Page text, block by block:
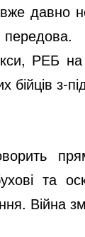
вже
РЕБ
з-
та
Війна